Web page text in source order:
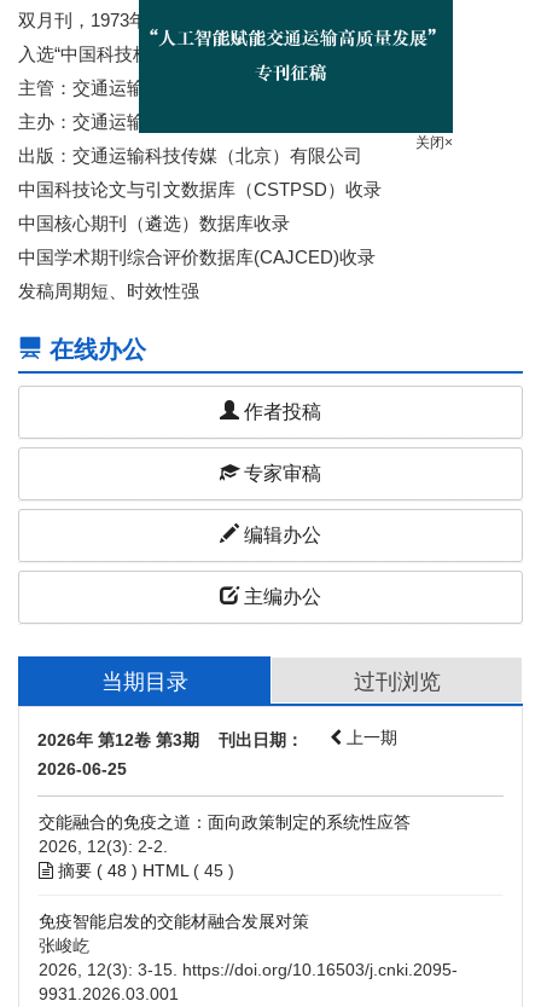
双月刊，1973年创刊
入选“中国科技核心期刊”
主管：交通运输部
主办：交通运输部科学研究院
出版：交通运输科技传媒（北京）有限公司
中国科技论文与引文数据库（CSTPSD）收录
中国核心期刊（遴选）数据库收录
中国学术期刊综合评价数据库(CAJCED)收录
发稿周期短、时效性强
在线办公
作者投稿
专家审稿
编辑办公
主编办公
当期目录 过刊浏览
2026年 第12卷 第3期 刊出日期：
2026-06-25
上一期
交能融合的免疫之道：面向政策制定的系统性应答
2026, 12(3): 2-2.
摘要 ( 48 ) HTML ( 45 )
免疫智能启发的交能材融合发展对策
张峻屹
2026, 12(3): 3-15. https://doi.org/10.16503/j.cnki.2095-
9931.2026.03.001